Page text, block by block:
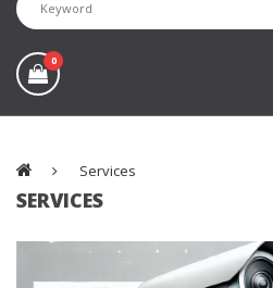
0
Services
SERVICES